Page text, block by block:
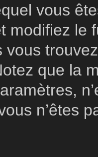
vous
modifiez le
vous
que la
n’êtes